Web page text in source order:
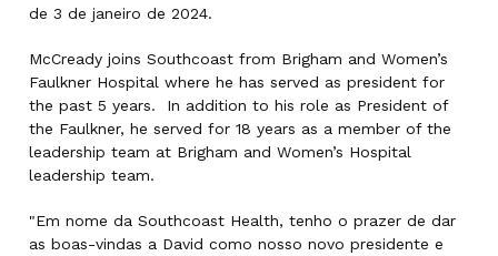
de 3 de janeiro de 2024.
McCready joins Southcoast from Brigham and Women’s
Faulkner Hospital where he has served as president for
the past 5 years. In addition to his role as President of
the Faulkner, he served for 18 years as a member of the
leadership team at Brigham and Women’s Hospital
leadership team.
"Em nome da Southcoast Health, tenho o prazer de dar
as boas-vindas a David como nosso novo presidente e